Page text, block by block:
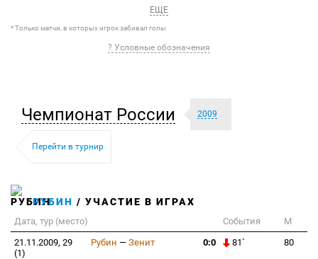
ЕЩЕ
* Только матчи, в которых игрок забивал голы
? Условные обозначения
Чемпионат России 2009
Перейти в турнир
РУБИН / УЧАСТИЕ В ИГРАХ
Дата, тур (место) События
М
21.11.2009, 29
(1)
Рубин — Зенит 0:0 81` 80